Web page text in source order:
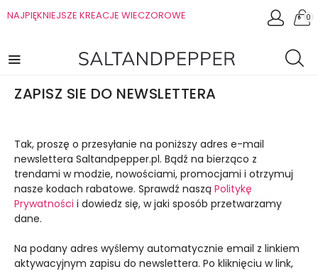
NAJPIĘKNIEJSZE KREACJE WIECZOROWE 0
ZAPISZ SIE DO NEWSLETTERA
Tak, proszę o przesyłanie na poniższy adres e-mail
newslettera Saltandpepper.pl. Bądź na bierząco z
trendami w modzie, nowościami, promocjami i otrzymuj
nasze kodach rabatowe. Sprawdź naszą Politykę
Prywatności i dowiedz się, w jaki sposób przetwarzamy
dane.
Na podany adres wyślemy automatycznie email z linkiem
aktywacyjnym zapisu do newslettera. Po kliknięciu w link,